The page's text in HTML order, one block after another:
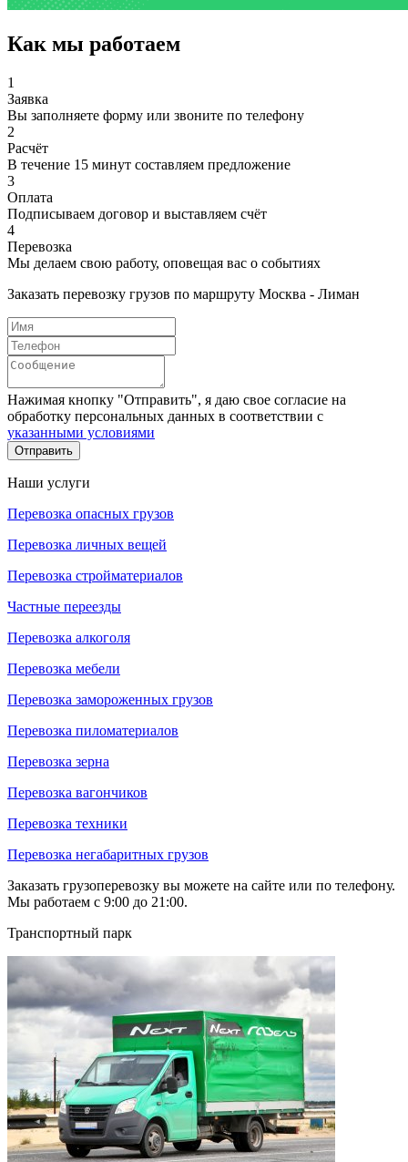
Как мы работаем
1
Заявка
Вы заполняете форму или звоните по телефону
2
Расчёт
В течение 15 минут составляем предложение
3
Оплата
Подписываем договор и выставляем счёт
4
Перевозка
Мы делаем свою работу, оповещая вас о событиях
Заказать перевозку грузов по маршруту Москва - Лиман
Нажимая кнопку "Отправить", я даю свое согласие на
обработку персональных данных в соответствии с
указанными условиями
Отправить
Наши услуги
Перевозка опасных грузов
Перевозка личных вещей
Перевозка стройматериалов
Частные переезды
Перевозка алкоголя
Перевозка мебели
Перевозка замороженных грузов
Перевозка пиломатериалов
Перевозка зерна
Перевозка вагончиков
Перевозка техники
Перевозка негабаритных грузов
Заказать грузоперевозку вы можете на сайте или по телефону.
Мы работаем с 9:00 до 21:00.
Транспортный парк